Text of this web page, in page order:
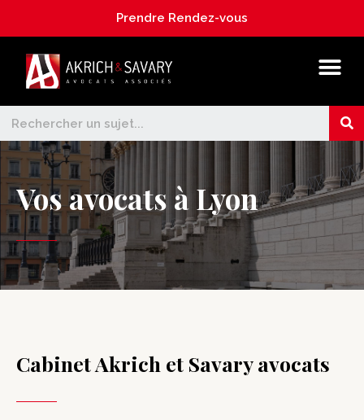
Prendre Rendez-vous
Vos avocats à Lyon
Cabinet Akrich et Savary avocats